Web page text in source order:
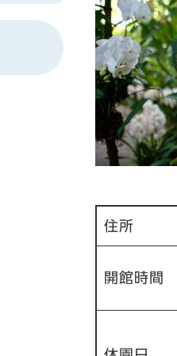
住所
開館時間